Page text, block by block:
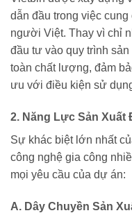
dẫn đầu trong việc
người Việt. Thay vì chỉ
đầu tư vào quy trình
toàn chất lượng, đảm
ưu với điều kiện sử
2. Năng Lực Sản Xuất
Sự khác biệt lớn nhất
công nghệ gia công
mọi yêu cầu của dự án:
A. Dây Chuyền Sản